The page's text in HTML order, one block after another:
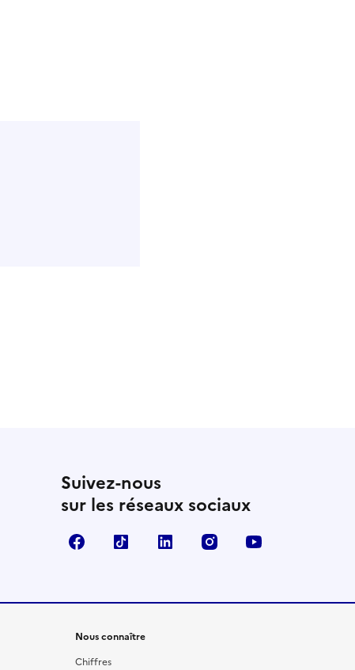
Suivez-nous
sur les réseaux sociaux
FacebookTikTok LinkedIn Instagram
Nous connaître
Chiffres